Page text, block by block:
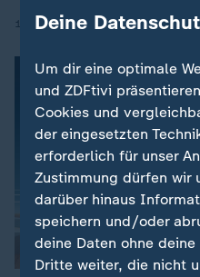
16.08.2018 | 16:03
Deine
Um dir eine optimale
und ZDFtivi
Cookies und
der eingesetzten
erforderlich für unser
Zustimmung dürfen wir
darüber hinaus
speichern und/oder
deine Daten ohne
Dritte weiter, die nicht